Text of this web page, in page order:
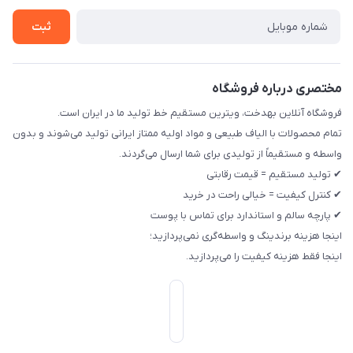
ثبت
مختصری درباره فروشگاه
فروشگاه آنلاین بهدخت، ویترین مستقیم خط تولید ما در ایران است.
تمام محصولات با الیاف طبیعی و مواد اولیه ممتاز ایرانی تولید می‌شوند و بدون
واسطه و مستقیماً از تولیدی برای شما ارسال می‌گردند.
✔ تولید مستقیم = قیمت رقابتی
✔ کنترل کیفیت = خیالی راحت در خرید
✔ پارچه سالم و استاندارد برای تماس با پوست
اینجا هزینه برندینگ و واسطه‌گری نمی‌پردازید؛
اینجا فقط هزینه کیفیت را می‌پردازید.